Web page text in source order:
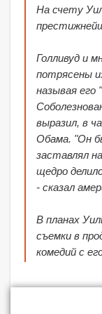
На счету
Голливуд и
потрясены
называя его
выразил, в
Обама. "Он
заставлял
щедро
- сказал
В планах
съемки в
комедий с